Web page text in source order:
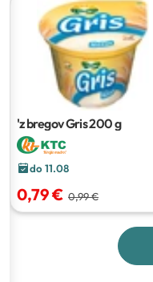
'z bregov Gris200 g
do 11.08
0,79 € 0,99 €